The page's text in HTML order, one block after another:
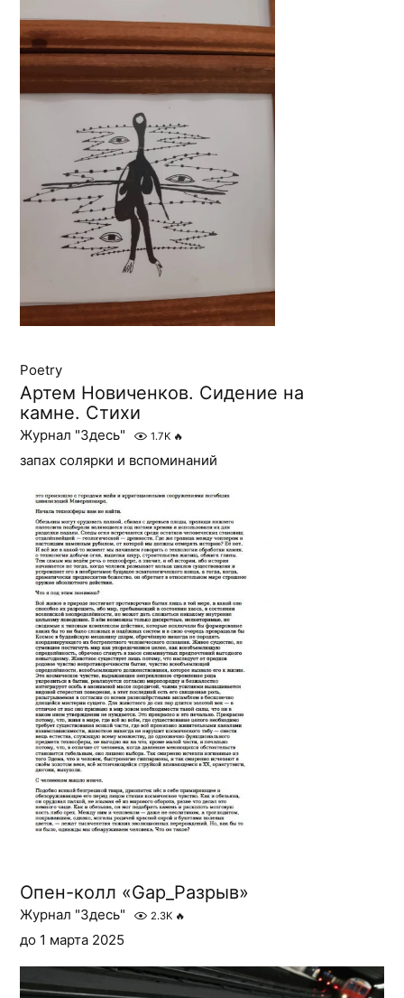
Poetry
Артем Новиченков. Сидение на
камне. Стихи
Журнал "Здесь" 1.7K 🔥
запах солярки и вспоминаний
Опен-колл «Gap_Разрыв»
Журнал "Здесь" 2.3K 🔥
до 1 марта 2025